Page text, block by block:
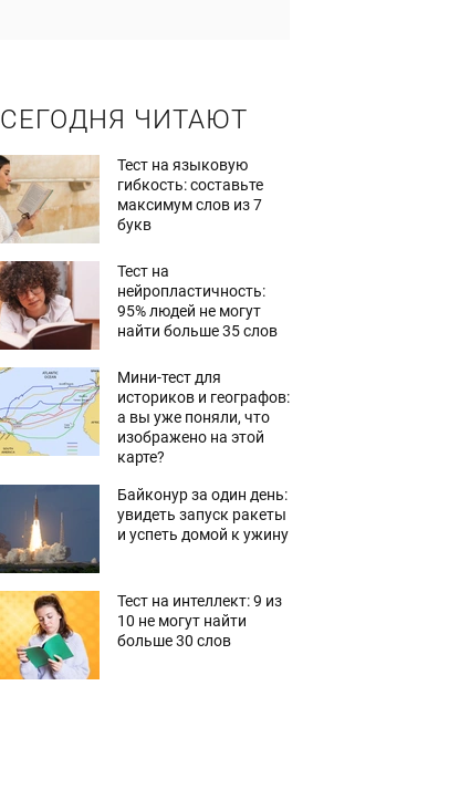
СЕГОДНЯ ЧИТАЮТ
Тест на языковую
гибкость: составьте
максимум слов из 7
букв
Тест на
нейропластичность:
95% людей не могут
найти больше 35 слов
Мини-тест для
историков и географов:
а вы уже поняли, что
изображено на этой
карте?
Байконур за один день:
увидеть запуск ракеты
и успеть домой к ужину
Тест на интеллект: 9 из
10 не могут найти
больше 30 слов